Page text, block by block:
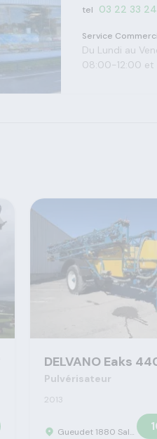
tel 03 22 33
Service
Du Lundi au
08:00-12:00 et
DELVANO Eaks
Pulvérisateur
2013
Gueudet 1880 Saleux - Concession Claas